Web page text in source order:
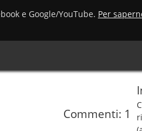
e Google/YouTube. Per
Commenti: 1